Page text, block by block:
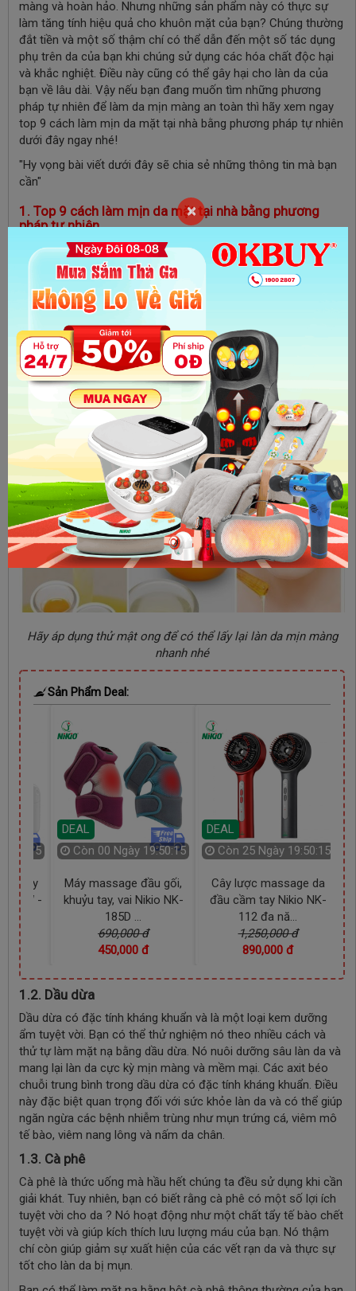
màng và hoàn hảo. Nhưng những sản phẩm này có thực sự
làm tăng tính hiệu quả cho khuôn mặt của bạn? Chúng thường
đắt tiền và một số thậm chí có thể dẫn đến một số tác dụng
phụ trên da của bạn khi chúng sử dụng các hóa chất độc hại
và khắc nghiệt. Điều này cũng có thể gây hại cho làn da của
bạn về lâu dài. Vậy nếu bạn đang muốn tìm những phương
pháp tự nhiên để làm da mịn màng an toàn thì hãy xem ngay
top 9 cách làm mịn da mặt tại nhà bằng phương pháp tự nhiên
dưới đây ngay nhé!
"Hy vọng bài viết dưới đây sẽ chia sẻ những thông tin mà bạn
cần"
1. Top 9 cách làm mịn da mặt tại nhà bằng phương
pháp tự nhiên
1.1. Mật ong
Mật ong có thể là cách làm mịn da mặt tại nhà mà bạn nên
thử. Bởi, nó có thể giúp loại bỏ mụn đầu đen khỏi lỗ chân lông
của bạn và làm săn chắc da. Với mật ong bạn chỉ cần thoa
mật ong nguyên chất lên mặt và để trong 10 phút rồi rửa sạch.
Điều này sẽ giúp da bạn ngậm nước và siêu mịn.
Bạn cũng có thể làm mặt nạ bằng cách cho 1 thìa cà phê
nước cốt chanh, 1 thìa cà phê muối nở và 1 thìa mật ong vào
bát. Thoa hỗn hợp lên mặt và cổ của bạn và rửa sạch sau 20
phút bằng nước ấm. Có thể thấy được hiệu quả đấy
Hãy áp dụng thử mật ong để có thể lấy lại làn da mịn màng
nhanh nhé
Sản Phẩm Deal:
tay
50W -
DEAL
Còn 00 Ngày 19:50:14
Máy massage đầu gối,
khuỷu tay, vai Nikio NK-
185D ...
690,000 đ
450,000 đ
DEAL
Còn 25 Ngày 19:50:14
Cây lược massage da
đầu cầm tay Nikio NK-
112 đa nă...
1,250,000 đ
890,000 đ
1.2. Dầu dừa
Dầu dừa có đặc tính kháng khuẩn và là một loại kem dưỡng
ẩm tuyệt vời. Bạn có thể thử nghiệm nó theo nhiều cách và
thử tự làm mặt nạ bằng dầu dừa. Nó nuôi dưỡng sâu làn da và
mang lại làn da cực kỳ mịn màng và mềm mại. Các axit béo
chuỗi trung bình trong dầu dừa có đặc tính kháng khuẩn. Điều
này đặc biệt quan trọng đối với sức khỏe làn da và có thể giúp
ngăn ngừa các bệnh nhiễm trùng như mụn trứng cá, viêm mô
tế bào, viêm nang lông và nấm da chân.
1.3. Cà phê
Cà phê là thức uống mà hầu hết chúng ta đều sử dụng khi cần
giải khát. Tuy nhiên, bạn có biết rằng cà phê có một số lợi ích
tuyệt vời cho da ? Nó hoạt động như một chất tẩy tế bào chết
tuyệt vời và giúp kích thích lưu lượng máu của bạn. Nó thậm
chí còn giúp giảm sự xuất hiện của các vết rạn da và thực sự
tốt cho làn da bị mụn.
×